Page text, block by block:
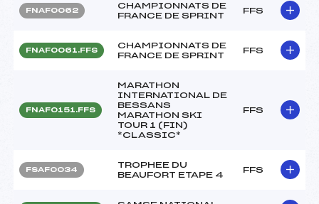
FNAF0062
CHAMPIONNATS DE
FRANCE DE SPRINT
FFS
FNAF0061.FFS
CHAMPIONNATS DE
FRANCE DE SPRINT
FFS
FNAF0151.FFS
MARATHON
INTERNATIONAL DE
BESSANS
MARATHON SKI
TOUR 1 (FIN)
*CLASSIC*
FFS
FSAF0034
TROPHEE DU
BEAUFORT ETAPE 4
FFS